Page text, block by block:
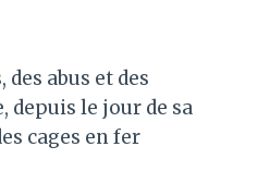
abus et des
depuis le jour de sa
cages en fer